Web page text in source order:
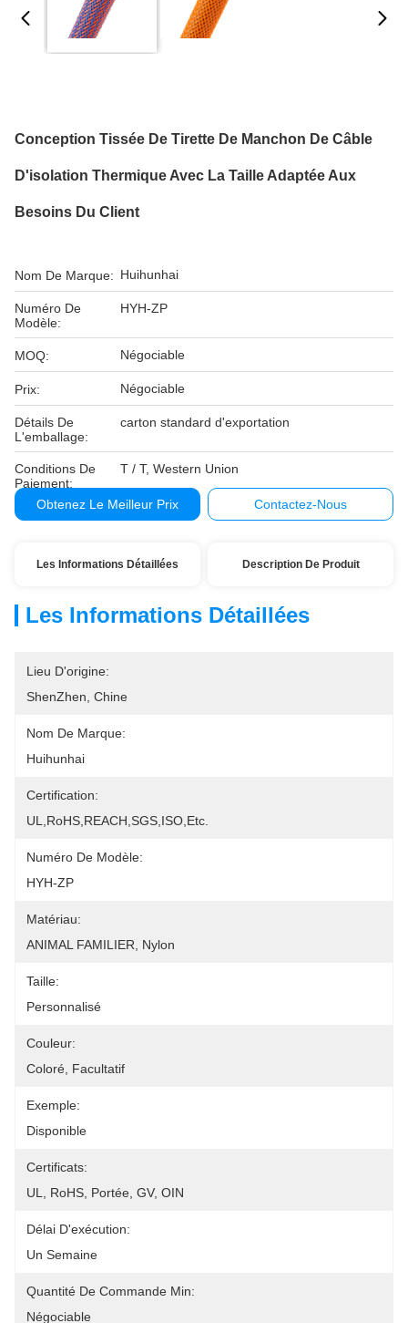
Conception Tissée De Tirette De Manchon De Câble
D'isolation Thermique Avec La Taille Adaptée Aux
Besoins Du Client
Nom De Marque: Huihunhai
Numéro De
Modèle:
HYH-ZP
MOQ: Négociable
Prix: Négociable
Détails De
L'emballage:
carton standard d'exportation
Conditions De
Paiement:
T / T, Western Union
Obtenez Le Meilleur Prix Contactez-Nous
Les Informations Détaillées Description De Produit
Les Informations Détaillées
Lieu D'origine:
ShenZhen, Chine
Nom De Marque:
Huihunhai
Certification:
UL,RoHS,REACH,SGS,ISO,etc.
Numéro De Modèle:
HYH-ZP
Matériau:
ANIMAL FAMILIER, Nylon
Taille:
Personnalisé
Couleur:
Coloré, Facultatif
Exemple:
Disponible
Certificats:
UL, RoHS, Portée, GV, OIN
Délai D'exécution:
Un Semaine
Quantité De Commande Min:
Négociable